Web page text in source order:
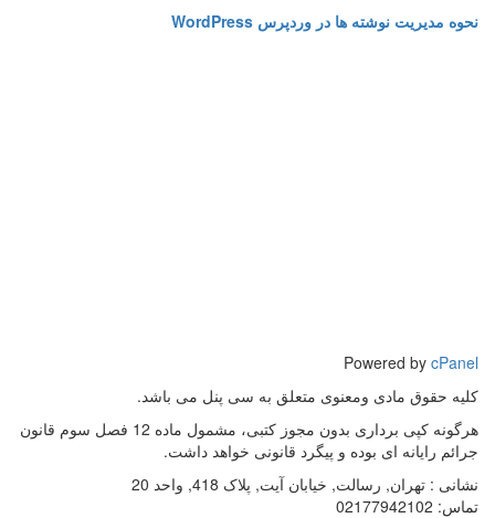
نحوه مدیریت نوشته ها در وردپرس WordPress
Powered by cPanel
کلیه حقوق مادی ومعنوی متعلق به سی پنل می باشد.
هرگونه کپی برداری بدون مجوز کتبی، مشمول ماده 12 فصل سوم قانون
جرائم رایانه ای بوده و پیگرد قانونی خواهد داشت.
نشانی : تهران, رسالت, خیابان آیت, پلاک 418, واحد 20
تماس: